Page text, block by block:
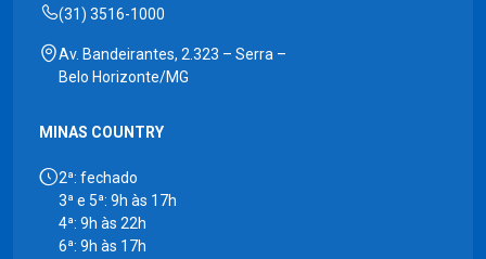
(31) 3516-1000
Av. Bandeirantes, 2.323 – Serra –
Belo Horizonte/MG
MINAS COUNTRY
2ª: fechado
3ª e 5ª: 9h às 17h
4ª: 9h às 22h
6ª: 9h às 17h